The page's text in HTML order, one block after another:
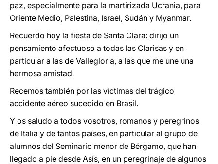
paz, especialmente para la martirizada Ucrania, para
Oriente Medio, Palestina, Israel, Sudán y Myanmar.
Recuerdo hoy la fiesta de Santa Clara: dirijo un
pensamiento afectuoso a todas las Clarisas y en
particular a las de Vallegloria, a las que me une una
hermosa amistad.
Recemos también por las víctimas del trágico
accidente aéreo sucedido en Brasil.
Y os saludo a todos vosotros, romanos y peregrinos
de Italia y de tantos países, en particular al grupo de
alumnos del Seminario menor de Bérgamo, que han
llegado a pie desde Asís, en un peregrinaje de algunos